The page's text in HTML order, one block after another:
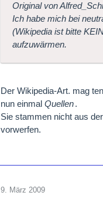
Original von
Ich habe mich bei
(Wikipedia ist bitte
aufzuwärmen.
Der Wikipedia-Art. mag
nun einmalQuellen.
Sie stammen nicht aus
vorwerfen.
9. März 2009